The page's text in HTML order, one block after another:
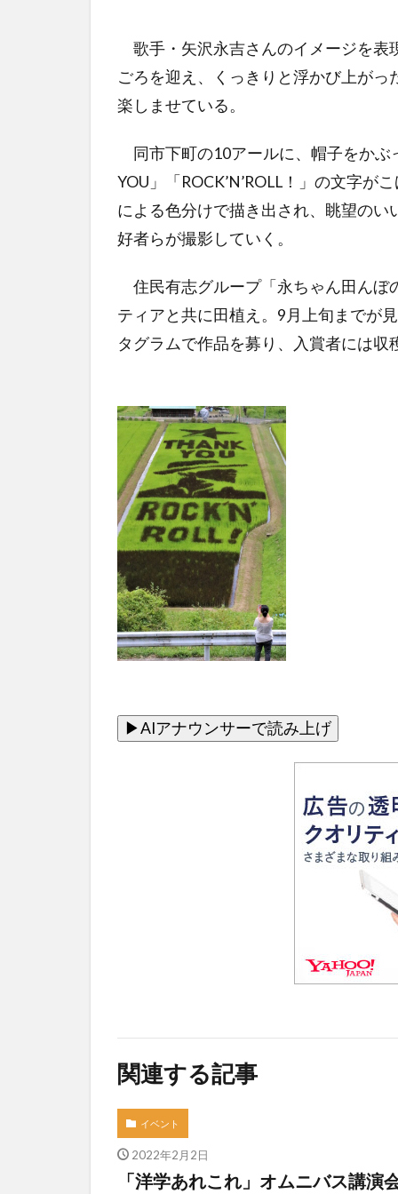
歌手・矢沢永吉さんのイメージを表
ごろを迎え、くっきりと浮かび上が
楽しませている。
同市下町の10アールに、帽子をか
YOU」「ROCK’N’ROLL！」の文字
による色分けで描き出され、眺望の
好者らが撮影していく。
住民有志グループ「永ちゃん田んぼ
ティアと共に田植え。9月上旬までが
タグラムで作品を募り、入賞者には収
関連する記事
イベント
2022年2月2日
「洋学あれこれ」オムニバス講演